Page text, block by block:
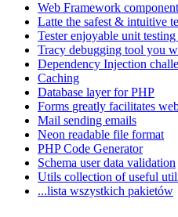
Web Framework
Latte the safest & intuitive
Testerenjoyable unit
Tracy debugging tool you
Dependency Injection
Caching
Database layer for PHP
Forms greatly facilitates
Mail sending emails
Neon readable file format
PHP Code Generator
Schema user data validation
Utils collection of useful
...lista wszystkich pakietów